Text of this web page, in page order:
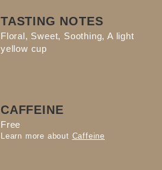
TASTING NOTES
Floral, Sweet, Soothing, A light
yellow cup
CAFFEINE
Free
Learn more about Caffeine